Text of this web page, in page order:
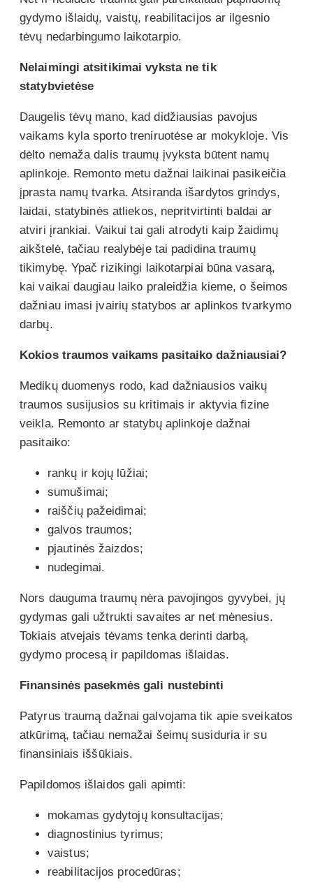
gydymo išlaidų, vaistų, reabilitacijos ar ilgesnio
tėvų nedarbingumo laikotarpio.
Nelaimingi atsitikimai vyksta ne tik
statybvietėse
Daugelis tėvų mano, kad didžiausias pavojus
vaikams kyla sporto treniruotėse ar mokykloje. Vis
dėlto nemaža dalis traumų įvyksta būtent namų
aplinkoje. Remonto metu dažnai laikinai pasikeičia
įprasta namų tvarka. Atsiranda išardytos grindys,
laidai, statybinės atliekos, nepritvirtinti baldai ar
atviri įrankiai. Vaikui tai gali atrodyti kaip žaidimų
aikštelė, tačiau realybėje tai padidina traumų
tikimybę. Ypač rizikingi laikotarpiai būna vasarą,
kai vaikai daugiau laiko praleidžia kieme, o šeimos
dažniau imasi įvairių statybos ar aplinkos tvarkymo
darbų.
Kokios traumos vaikams pasitaiko dažniausiai?
Medikų duomenys rodo, kad dažniausios vaikų
traumos susijusios su kritimais ir aktyvia fizine
veikla. Remonto ar statybų aplinkoje dažnai
pasitaiko:
rankų ir kojų lūžiai;
sumušimai;
raiščių pažeidimai;
galvos traumos;
pjautinės žaizdos;
nudegimai.
Nors dauguma traumų nėra pavojingos gyvybei, jų
gydymas gali užtrukti savaites ar net mėnesius.
Tokiais atvejais tėvams tenka derinti darbą,
gydymo procesą ir papildomas išlaidas.
Finansinės pasekmės gali nustebinti
Patyrus traumą dažnai galvojama tik apie sveikatos
atkūrimą, tačiau nemažai šeimų susiduria ir su
finansiniais iššūkiais.
Papildomos išlaidos gali apimti:
mokamas gydytojų konsultacijas;
diagnostinius tyrimus;
vaistus;
reabilitacijos procedūras;